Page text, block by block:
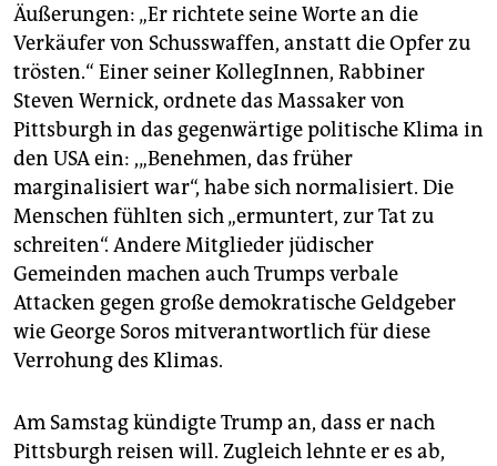
Äußerungen: „Er richtete seine Worte an die
Verkäufer von Schusswaffen, anstatt die Opfer zu
trösten.“ Einer seiner KollegInnen, Rabbiner
Steven Wernick, ordnete das Massaker von
Pittsburgh in das gegenwärtige politische Klima in
den USA ein: ,„Benehmen, das früher
marginalisiert war“, habe sich normalisiert. Die
Menschen fühlten sich „ermuntert, zur Tat zu
schreiten“. Andere Mitglieder jüdischer
Gemeinden machen auch Trumps verbale
Attacken gegen große demokratische Geldgeber
wie George Soros mitverantwortlich für diese
Verrohung des Klimas.
Am Samstag kündigte Trump an, dass er nach
Pittsburgh reisen will. Zugleich lehnte er es ab,